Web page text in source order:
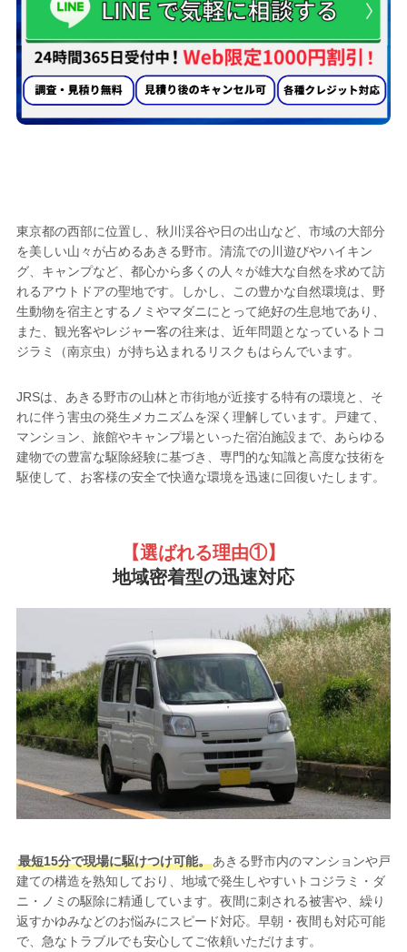
東京都の西部に位置し、秋川渓谷や日の出山など、市域の大部分
を美しい山々が占めるあきる野市。清流での川遊びやハイキン
グ、キャンプなど、都心から多くの人々が雄大な自然を求めて訪
れるアウトドアの聖地です。しかし、この豊かな自然環境は、野
生動物を宿主とするノミやマダニにとって絶好の生息地であり、
また、観光客やレジャー客の往来は、近年問題となっているトコ
ジラミ（南京虫）が持ち込まれるリスクもはらんでいます。
JRSは、あきる野市の山林と市街地が近接する特有の環境と、そ
れに伴う害虫の発生メカニズムを深く理解しています。戸建て、
マンション、旅館やキャンプ場といった宿泊施設まで、あらゆる
建物での豊富な駆除経験に基づき、専門的な知識と高度な技術を
駆使して、お客様の安全で快適な環境を迅速に回復いたします。
【選ばれる理由①】
地域密着型の迅速対応
最短15分で現場に駆けつけ可能。あきる野市内のマンションや戸
建ての構造を熟知しており、地域で発生しやすいトコジラミ・ダ
ニ・ノミの駆除に精通しています。夜間に刺される被害や、繰り
返すかゆみなどのお悩みにスピード対応。早朝・夜間も対応可能
で、急なトラブルでも安心してご依頼いただけます。